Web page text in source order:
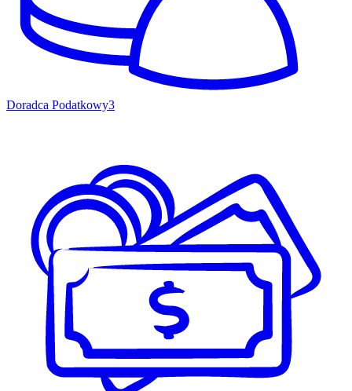
Doradca Podatkowy3